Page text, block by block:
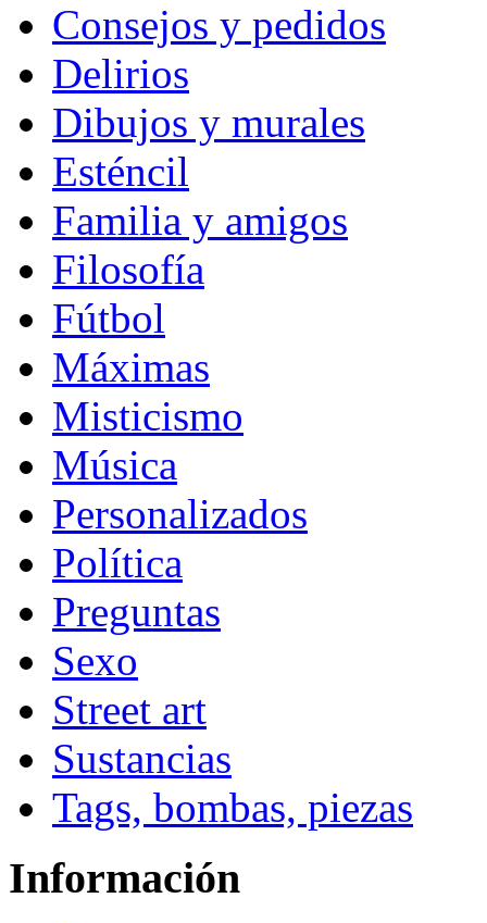
Consejos y pedidos
Delirios
Dibujos y murales
Esténcil
Familia y amigos
Filosofía
Fútbol
Máximas
Misticismo
Música
Personalizados
Política
Preguntas
Sexo
Street art
Sustancias
Tags, bombas, piezas
Información